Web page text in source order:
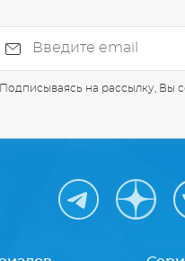
Подписываясь на рассылку, Вы